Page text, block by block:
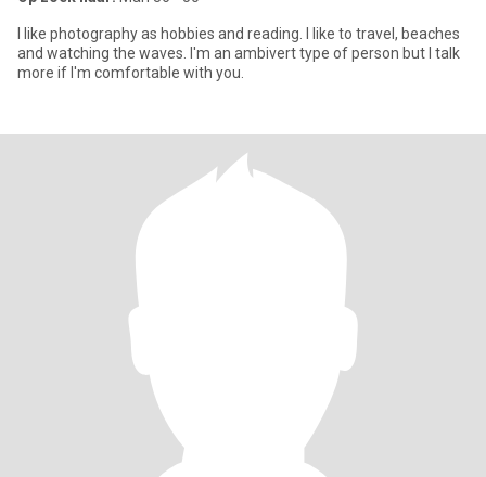
I like photography as hobbies and reading. I like to travel, beaches
and watching the waves. I'm an ambivert type of person but I talk
more if I'm comfortable with you.